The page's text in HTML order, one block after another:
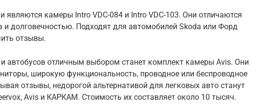
являются камеры Intro VDC-084 и Intro VDC-103. Они отличаются
и долговечностью. Подходят для автомобилей Skoda или Форд
отзывы.
автобусов отличным выбором станет комплект камеры Avis. Они
широкую функциональность, проводное или беспроводное
отзывы, недорогой альтернативой для легковых авто станут
Avis и КАРКАМ. Стоимость их составляет около 10 тысяч.